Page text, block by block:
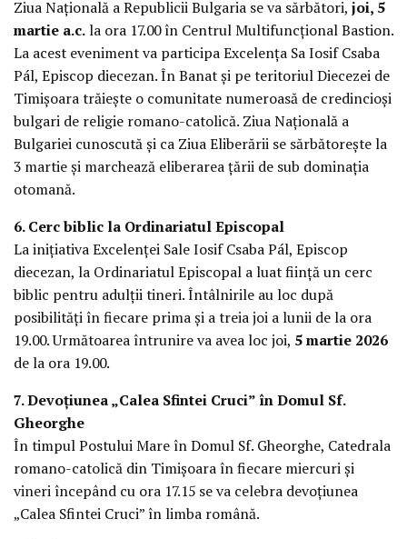
Ziua Națională a Republicii Bulgaria se va sărbători, joi, 5
martie a.c. la ora 17.00 în Centrul Multifuncțional Bastion.
La acest eveniment va participa Excelența Sa Iosif Csaba
Pál, Episcop diecezan. În Banat și pe teritoriul Diecezei de
Timișoara trăiește o comunitate numeroasă de credincioși
bulgari de religie romano-catolică. Ziua Națională a
Bulgariei cunoscută și ca Ziua Eliberării se sărbătorește la
3 martie și marchează eliberarea țării de sub dominația
otomană.
6. Cerc biblic la Ordinariatul Episcopal
La inițiativa Excelenței Sale Iosif Csaba Pál, Episcop
diecezan, la Ordinariatul Episcopal a luat ființă un cerc
biblic pentru adulții tineri. Întâlnirile au loc după
posibilități în fiecare prima și a treia joi a lunii de la ora
19.00. Următoarea întrunire va avea loc joi, 5 martie 2026
de la ora 19.00.
7. Devoțiunea „Calea Sfintei Cruci” în Domul Sf.
Gheorghe
În timpul Postului Mare în Domul Sf. Gheorghe, Catedrala
romano-catolică din Timișoara în fiecare miercuri și
vineri începând cu ora 17.15 se va celebra devoțiunea
„Calea Sfintei Cruci” în limba română.